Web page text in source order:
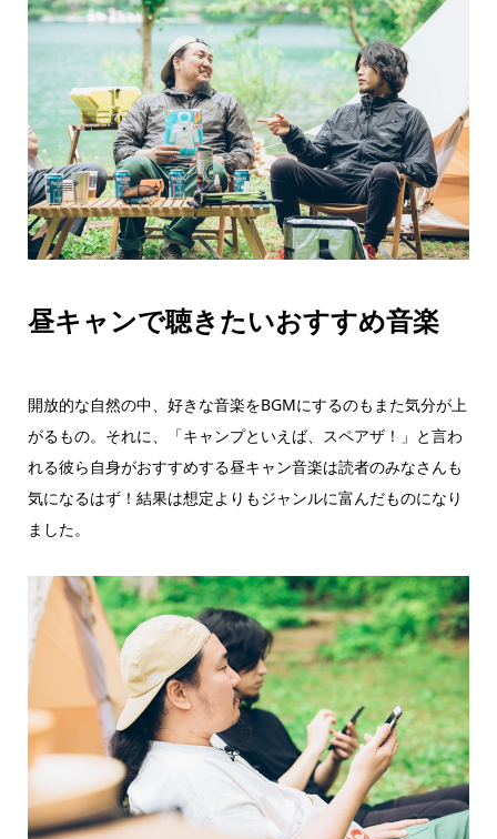
昼キャンで聴きたいおすすめ音楽
開放的な自然の中、好きな音楽をBGMにするのもまた気分が上
がるもの。それに、「キャンプといえば、スペアザ！」と言わ
れる彼ら自身がおすすめする昼キャン音楽は読者のみなさんも
気になるはず！結果は想定よりもジャンルに富んだものになり
ました。